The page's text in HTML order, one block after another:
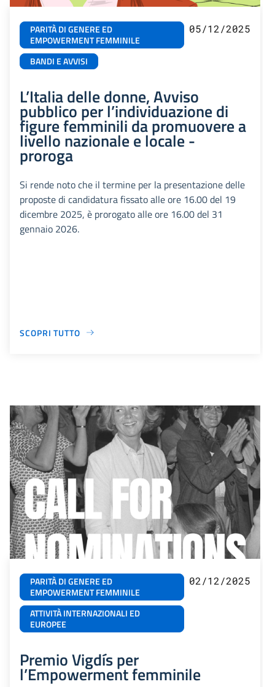
PARITÀ DI GENERE ED
EMPOWERMENT FEMMINILE
BANDI E AVVISI
05/12/2025
L’Italia delle donne, Avviso
pubblico per l’individuazione di
figure femminili da promuovere a
livello nazionale e locale -
proroga
Si rende noto che il termine per la presentazione delle
proposte di candidatura fissato alle ore 16.00 del 19
dicembre 2025, è prorogato alle ore 16.00 del 31
gennaio 2026.
SCOPRI TUTTO
PARITÀ DI GENERE ED
EMPOWERMENT FEMMINILE
ATTIVITÀ INTERNAZIONALI ED
EUROPEE
02/12/2025
Premio Vigdís per
l’Empowerment femminile